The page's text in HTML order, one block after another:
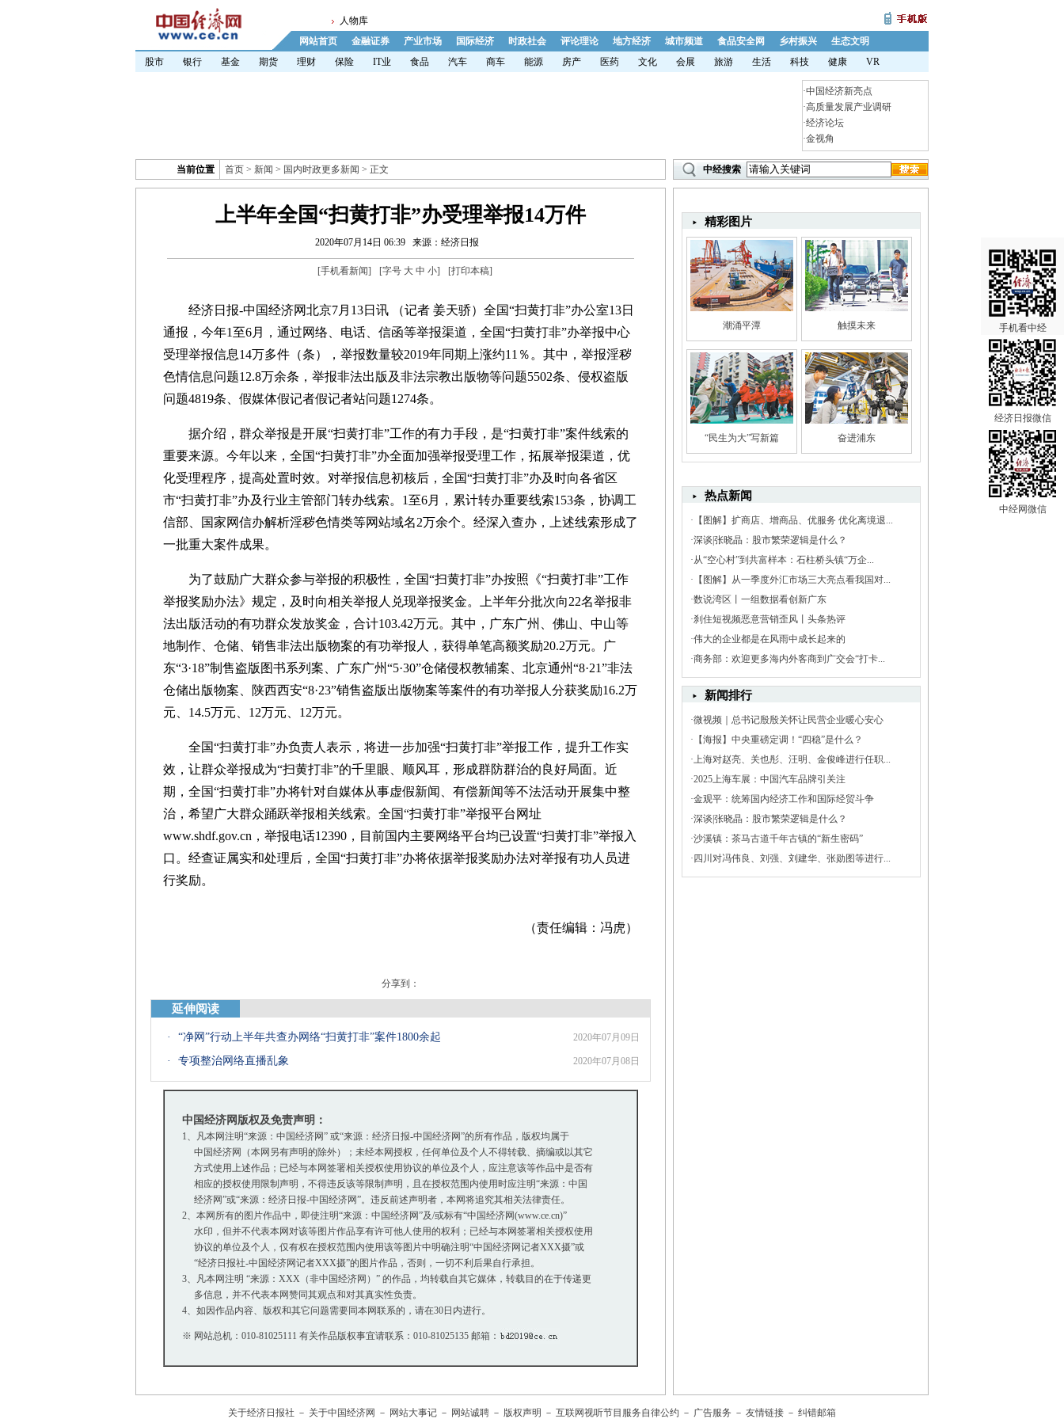
手机看中经
经济日报微信
中经网微信
人物库
网站首页
金融证券 产业市场 国际经济 时政社会 评论理论 地方经济 城市频道 食品安全网 乡村振兴
生态文明
股市
银行 基金 期货 理财 保险 IT业 食品 汽车 商车 能源 房产 医药 文化 会展 旅游 生活 科技 健康 VR
·中国经济新亮点
·高质量发展产业调研
·经济论坛
·金视角
当前位置 首页 > 新闻 > 国内时政更多新闻 > 正文 中经搜索
上半年全国“扫黄打非”办受理举报14万件
2020年07月14日 06:39 来源：经济日报
[手机看新闻] [字号 大 中 小] [打印本稿]
经济日报-中国经济网北京7月13日讯 （记者 姜天骄）全国“扫黄打非”办公室13日
通报，今年1至6月，通过网络、电话、信函等举报渠道，全国“扫黄打非”办举报中心
受理举报信息14万多件（条），举报数量较2019年同期上涨约11％。其中，举报淫秽
色情信息问题12.8万余条，举报非法出版及非法宗教出版物等问题5502条、侵权盗版
问题4819条、假媒体假记者假记者站问题1274条。
据介绍，群众举报是开展“扫黄打非”工作的有力手段，是“扫黄打非”案件线索的
重要来源。今年以来，全国“扫黄打非”办全面加强举报受理工作，拓展举报渠道，优
化受理程序，提高处置时效。对举报信息初核后，全国“扫黄打非”办及时向各省区
市“扫黄打非”办及行业主管部门转办线索。1至6月，累计转办重要线索153条，协调工
信部、国家网信办解析淫秽色情类等网站域名2万余个。经深入查办，上述线索形成了
一批重大案件成果。
为了鼓励广大群众参与举报的积极性，全国“扫黄打非”办按照《“扫黄打非”工作
举报奖励办法》规定，及时向相关举报人兑现举报奖金。上半年分批次向22名举报非
法出版活动的有功群众发放奖金，合计103.42万元。其中，广东广州、佛山、中山等
地制作、仓储、销售非法出版物案的有功举报人，获得单笔高额奖励20.2万元。广
东“3·18”制售盗版图书系列案、广东广州“5·30”仓储侵权教辅案、北京通州“8·21”非法
仓储出版物案、陕西西安“8·23”销售盗版出版物案等案件的有功举报人分获奖励16.2万
元、14.5万元、12万元、12万元。
全国“扫黄打非”办负责人表示，将进一步加强“扫黄打非”举报工作，提升工作实
效，让群众举报成为“扫黄打非”的千里眼、顺风耳，形成群防群治的良好局面。近
期，全国“扫黄打非”办将针对自媒体从事虚假新闻、有偿新闻等不法活动开展集中整
治，希望广大群众踊跃举报相关线索。全国“扫黄打非”举报平台网址
www.shdf.gov.cn，举报电话12390，目前国内主要网络平台均已设置“扫黄打非”举报入
口。经查证属实和处理后，全国“扫黄打非”办将依据举报奖励办法对举报有功人员进
行奖励。
（责任编辑：冯虎）
分享到：
延伸阅读
· “净网”行动上半年共查办网络“扫黄打非”案件1800余起 2020年07月09日
· 专项整治网络直播乱象 2020年07月08日
中国经济网版权及免责声明：
1、凡本网注明“来源：中国经济网” 或“来源：经济日报-中国经济网”的所有作品，版权均属于
中国经济网（本网另有声明的除外）；未经本网授权，任何单位及个人不得转载、摘编或以其它
方式使用上述作品；已经与本网签署相关授权使用协议的单位及个人，应注意该等作品中是否有
相应的授权使用限制声明，不得违反该等限制声明，且在授权范围内使用时应注明“来源：中国
经济网”或“来源：经济日报-中国经济网”。违反前述声明者，本网将追究其相关法律责任。
2、本网所有的图片作品中，即使注明“来源：中国经济网”及/或标有“中国经济网(www.ce.cn)”
水印，但并不代表本网对该等图片作品享有许可他人使用的权利；已经与本网签署相关授权使用
协议的单位及个人，仅有权在授权范围内使用该等图片中明确注明“中国经济网记者XXX摄”或
“经济日报社-中国经济网记者XXX摄”的图片作品，否则，一切不利后果自行承担。
3、凡本网注明 “来源：XXX（非中国经济网）” 的作品，均转载自其它媒体，转载目的在于传递更
多信息，并不代表本网赞同其观点和对其真实性负责。
4、如因作品内容、版权和其它问题需要同本网联系的，请在30日内进行。
※ 网站总机：010-81025111 有关作品版权事宜请联系：010-81025135 邮箱：
精彩图片
潮涌平潭 触摸未来
“民生为大”写新篇 奋进浦东
热点新闻
· 【图解】扩商店、增商品、优服务 优化离境退...
·深谈|张晓晶：股市繁荣逻辑是什么？
·从“空心村”到共富样本：石柱桥头镇“万企...
· 【图解】从一季度外汇市场三大亮点看我国对...
·数说湾区丨一组数据看创新广东
·刹住短视频恶意营销歪风丨头条热评
·伟大的企业都是在风雨中成长起来的
·商务部：欢迎更多海内外客商到广交会“打卡...
新闻排行
·微视频｜总书记殷殷关怀让民营企业暖心安心
· 【海报】中央重磅定调！“四稳”是什么？
·上海对赵亮、关也彤、汪明、金俊峰进行任职...
·2025上海车展：中国汽车品牌引关注
·金观平：统筹国内经济工作和国际经贸斗争
·深谈|张晓晶：股市繁荣逻辑是什么？
·沙溪镇：茶马古道千年古镇的“新生密码”
· 四川对冯伟良、刘强、刘建华、张勋图等进行...
关于经济日报社 － 关于中国经济网 － 网站大事记 － 网站诚聘 － 版权声明 － 互联网视听节目服务自律公约 － 广告服务 － 友情链接 － 纠错邮箱